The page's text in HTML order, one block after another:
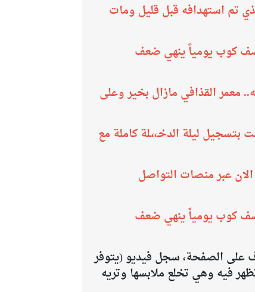
الذي تم استهدافه قبل قليل ومات
كوب يومياً ينهي ضعف
معمر القذافي مازال بخير وعلى
ليلة الدخـ،،ـلة كاملة مع
معه لمدة 35 دقيقة وانتشر الفيديو الان عبر منصات التواصل
كوب يومياً ينهي ضعف
على الصفحة، سجل فيديو (يتوفر
فيه وهي تخلع ملابسها وتريه